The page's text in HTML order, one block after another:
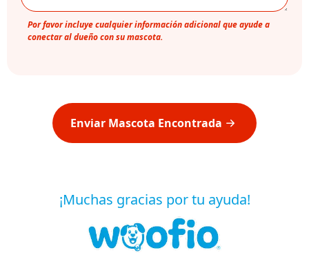
Por favor incluye cualquier información adicional que ayude a
conectar al dueño con su mascota.
Enviar Mascota Encontrada
¡Muchas gracias por tu ayuda!